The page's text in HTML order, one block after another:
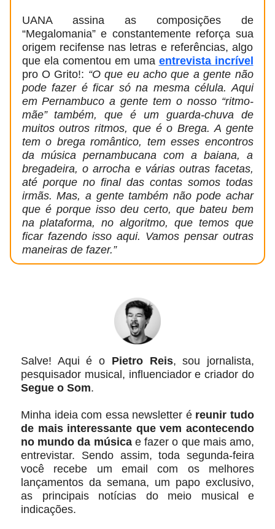
UANA assina as composições de
“Megalomania” e constantemente reforça sua
origem recifense nas letras e referências, algo
que ela comentou em uma entrevista incrível
pro O Grito!: “O que eu acho que a gente não
pode fazer é ficar só na mesma célula. Aqui
em Pernambuco a gente tem o nosso “ritmo-
mãe” também, que é um guarda-chuva de
muitos outros ritmos, que é o Brega. A gente
tem o brega romântico, tem esses encontros
da música pernambucana com a baiana, a
bregadeira, o arrocha e várias outras facetas,
até porque no final das contas somos todas
irmãs. Mas, a gente também não pode achar
que é porque isso deu certo, que bateu bem
na plataforma, no algoritmo, que temos que
ficar fazendo isso aqui. Vamos pensar outras
maneiras de fazer.”
Salve! Aqui é o Pietro Reis, sou jornalista,
pesquisador musical, influenciador e criador do
Segue o Som.
Minha ideia com essa newsletter é reunir tudo
de mais interessante que vem acontecendo
no mundo da músicae fazer o que mais amo,
entrevistar. Sendo assim, toda segunda-feira
você recebe um email com os melhores
lançamentos da semana, um papo exclusivo,
as principais notícias do meio musical e
indicações.